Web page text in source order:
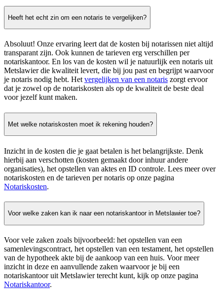
Heeft het echt zin om een notaris te vergelijken?
Absoluut! Onze ervaring leert dat de kosten bij notarissen niet altijd
transparant zijn. Ook kunnen de tarieven erg verschillen per
notariskantoor. En los van de kosten wil je natuurlijk een notaris uit
Metslawier die kwaliteit levert, die bij jou past en begrijpt waarvoor
je notaris nodig hebt. Hetvergelijken van een notaris zorgt ervoor
dat je zowel op de notariskosten als op de kwaliteit de beste deal
voor jezelf kunt maken.
Met welke notariskosten moet ik rekening houden?
Inzicht in de kosten die je gaat betalen is het belangrijkste. Denk
hierbij aan verschotten (kosten gemaakt door inhuur andere
organisaties), het opstellen van aktes en ID controle. Lees meer over
notariskosten en de tarieven per notaris op onze pagina
Notariskosten.
Voor welke zaken kan ik naar een notariskantoor in Metslawier toe?
Voor vele zaken zoals bijvoorbeeld: het opstellen van een
samenlevingscontract, het opstellen van een testament, het opstellen
van de hypotheek akte bij de aankoop van een huis. Voor meer
inzicht in deze en aanvullende zaken waarvoor je bij een
notariskantoor uit Metslawier terecht kunt, kijk op onze pagina
Notariskantoor.